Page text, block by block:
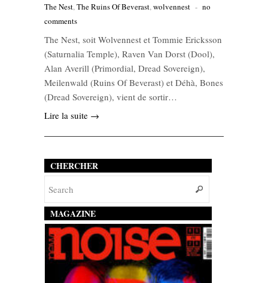
The Nest,The Ruins Of Beverast,wolvennest - no
comments
The Nest, soit Wolvennest et Tommie Ericksson
(Saturnalia Temple), Raven Van Dorst (Dool),
Alan Averill (Primordial, Dread Sovereign),
Meilenwald (Ruins Of Beverast) et Déhà, Bones
(Dread Sovereign), vient de sortir…
Lire la suite →
CHERCHER
MAGAZINE